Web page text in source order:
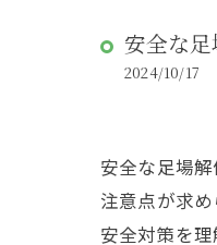
安全な
2024/10/17
安全な足場
注意点が求
安全対策を